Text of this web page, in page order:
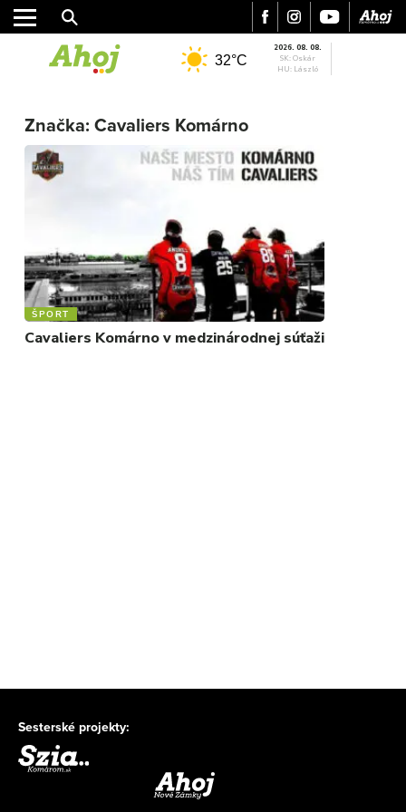
REGIÓN
ŠPORT
KULTÚRA
VIDEO
MIX
32°C
2026. 08. 08.
SK: Oskár
HU: László
Značka: Cavaliers Komárno
ŠPORT
Cavaliers Komárno v medzinárodnej súťaži
Sesterské projekty: